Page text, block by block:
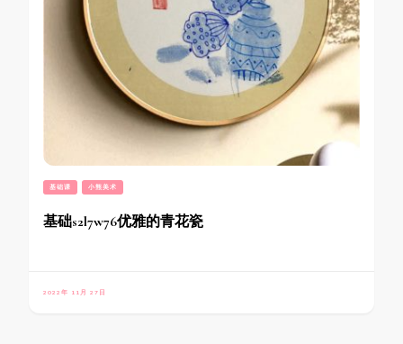
基础课 小熊美术
基础s2l7w76优雅的青花瓷
2022年 11月 27日